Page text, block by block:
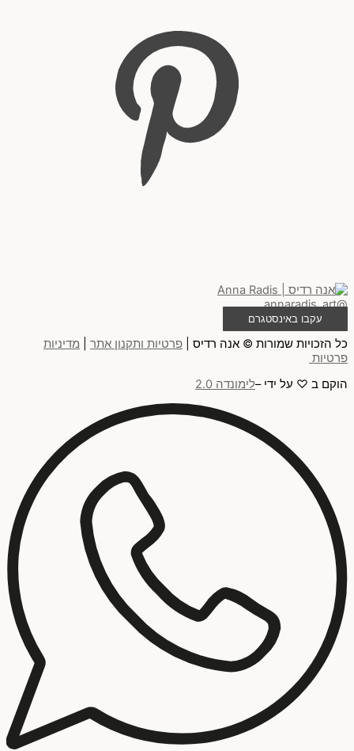
@annaradis_art
עקבו באינסטגרם
כל הזכויות שמורות © אנה רדיס | פרטיות ותקנון אתר
מדיניות
פרטיות
הוקם ב ♡ על ידי –לימונדה 2.0